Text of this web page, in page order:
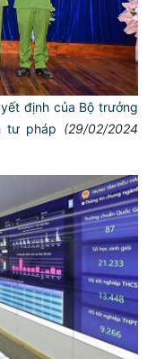
định của Bộ trưởng
tư pháp (29/02/2024